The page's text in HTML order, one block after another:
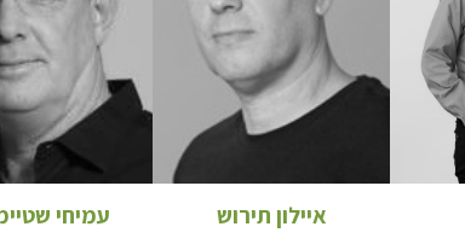
איילון תירוש עמיחי